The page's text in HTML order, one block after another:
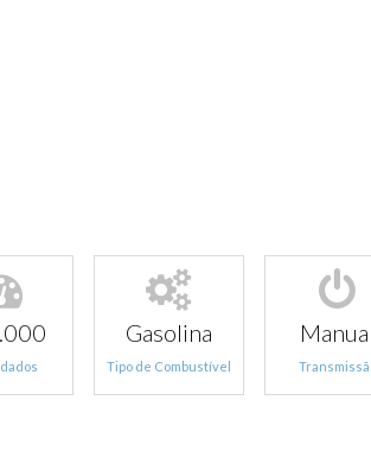
Gasolina
Tipo de Combustível